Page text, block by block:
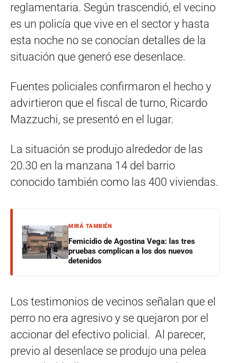
reglamentaria. Según trascendió, el vecino
es un policía que vive en el sector y hasta
esta noche no se conocían detalles de la
situación que generó ese desenlace.
Fuentes policiales confirmaron el hecho y
advirtieron que el fiscal de turno, Ricardo
Mazzuchi, se presentó en el lugar.
La situación se produjo alrededor de las
20.30 en la manzana 14 del barrio
conocido también como las 400 viviendas.
MIRÁ TAMBIÉN
Femicidio de Agostina Vega: las tres
pruebas complican a los dos nuevos
detenidos
Los testimonios de vecinos señalan que el
perro no era agresivo y se quejaron por el
accionar del efectivo policial. Al parecer,
previo al desenlace se produjo una pelea